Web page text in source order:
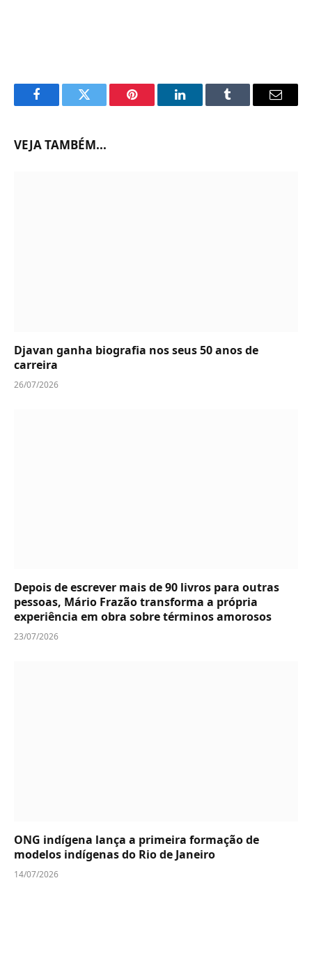
FacebookTwitter Pinterest LinkedInTumblr Email
VEJA TAMBÉM...
Djavan ganha biografia nos seus 50 anos de
carreira
26/07/2026
Depois de escrever mais de 90 livros para outras
pessoas, Mário Frazão transforma a própria
experiência em obra sobre términos amorosos
23/07/2026
ONG indígena lança a primeira formação de
modelos indígenas do Rio de Janeiro
14/07/2026